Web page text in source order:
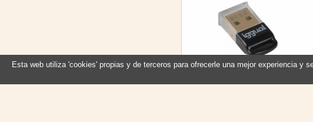
Esta web utiliza 'cookies' propias y de terceros para ofrecerle una mejor experiencia